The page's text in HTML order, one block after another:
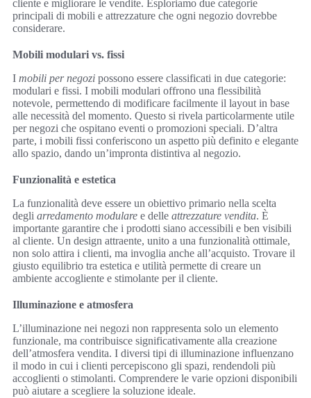
cliente e migliorare le vendite. Esploriamo due categorie
principali di mobili e attrezzature che ogni negozio dovrebbe
considerare.
Mobili modulari vs. fissi
I mobili per negozi possono essere classificati in due categorie:
modulari e fissi. I mobili modulari offrono una flessibilità
notevole, permettendo di modificare facilmente il layout in base
alle necessità del momento. Questo si rivela particolarmente utile
per negozi che ospitano eventi o promozioni speciali. D’altra
parte, i mobili fissi conferiscono un aspetto più definito e elegante
allo spazio, dando un’impronta distintiva al negozio.
Funzionalità e estetica
La funzionalità deve essere un obiettivo primario nella scelta
degli arredamento modulare e delle attrezzature vendita. È
importante garantire che i prodotti siano accessibili e ben visibili
al cliente. Un design attraente, unito a una funzionalità ottimale,
non solo attira i clienti, ma invoglia anche all’acquisto. Trovare il
giusto equilibrio tra estetica e utilità permette di creare un
ambiente accogliente e stimolante per il cliente.
Illuminazione e atmosfera
L’illuminazione nei negozi non rappresenta solo un elemento
funzionale, ma contribuisce significativamente alla creazione
dell’atmosfera vendita. I diversi tipi di illuminazione influenzano
il modo in cui i clienti percepiscono gli spazi, rendendoli più
accoglienti o stimolanti. Comprendere le varie opzioni disponibili
può aiutare a scegliere la soluzione ideale.